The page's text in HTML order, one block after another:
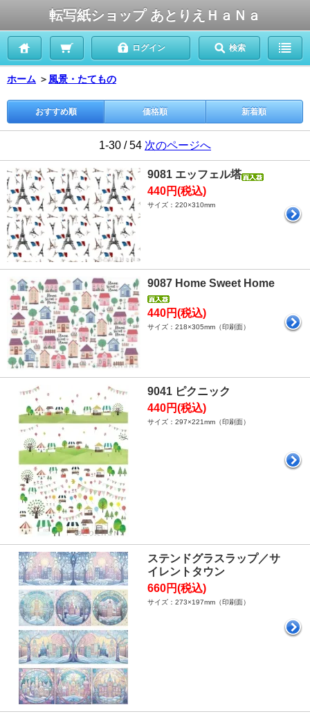
転写紙ショップ あとりえＨａＮａ
ログイン 検索
ホーム ＞ 風景・たてもの
おすすめ順 価格順 新着順
1-30 / 54 次のページへ
9081 エッフェル塔
440円(税込)
サイズ：220×310mm
9087 Home Sweet Home
440円(税込)
サイズ：218×305mm（印刷面）
9041 ピクニック
440円(税込)
サイズ：297×221mm（印刷面）
ステンドグラスラップ／サ
イレントタウン
660円(税込)
サイズ：273×197mm（印刷面）